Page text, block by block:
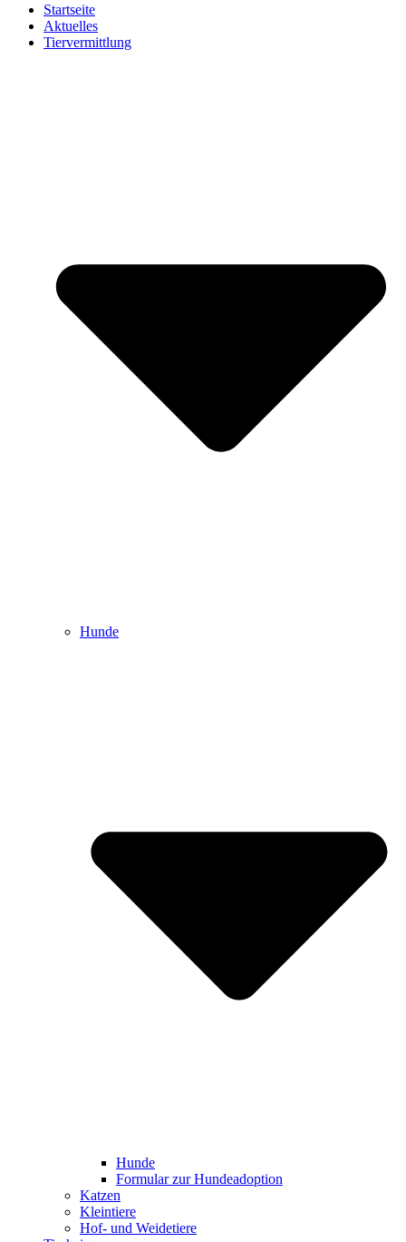
Startseite
Aktuelles
Tiervermittlung
Hunde
Hunde
Formular zur Hundeadoption
Katzen
Kleintiere
Hof- und Weidetiere